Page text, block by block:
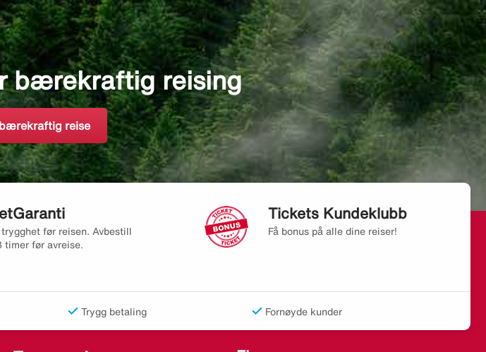
bærekraftig reising
bærekraftig reise
før reisen. Avbestill
timer før avreise.
Tickets Kundeklubb
Få bonus på alle dine reiser!
Trygg betaling Fornøyde kunder